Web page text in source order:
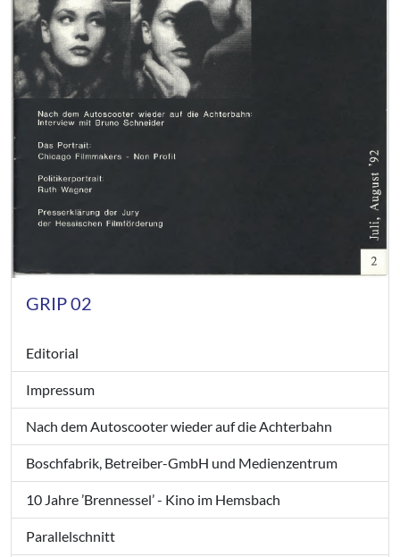
GRIP 02
Editorial
Impressum
Nach dem Autoscooter wieder auf die Achterbahn
Boschfabrik, Betreiber-GmbH und Medienzentrum
10 Jahre ’Brennessel’ - Kino im Hemsbach
Parallelschnitt